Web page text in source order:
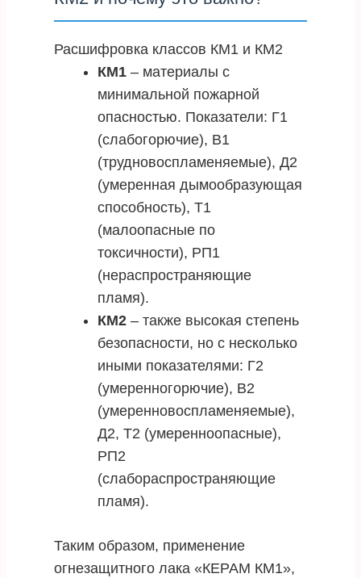
Расшифровка классов КМ1 и КМ2
КМ1 – материалы с
минимальной пожарной
опасностью. Показатели: Г1
(слабогорючие), В1
(трудновоспламеняемые), Д2
(умеренная дымообразующая
способность), Т1
(малоопасные по
токсичности), РП1
(нераспространяющие
пламя).
КМ2 – также высокая степень
безопасности, но с несколько
иными показателями: Г2
(умеренногорючие), В2
(умеренновоспламеняемые),
Д2, Т2 (умеренноопасные),
РП2
(слабораспространяющие
пламя).
Таким образом, применение
огнезащитного лака «КЕРАМ КМ1»,